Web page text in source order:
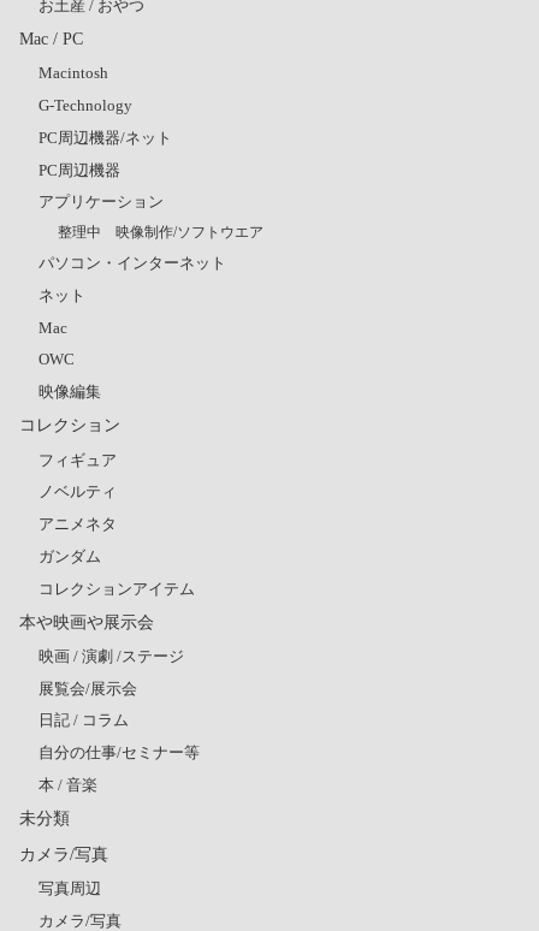
お土産 / おやつ
Mac / PC
Macintosh
G-Technology
PC周辺機器/ネット
PC周辺機器
アプリケーション
整理中 映像制作/ソフトウエア
パソコン・インターネット
ネット
Mac
OWC
映像編集
コレクション
フィギュア
ノベルティ
アニメネタ
ガンダム
コレクションアイテム
本や映画や展示会
映画 / 演劇 /ステージ
展覧会/展示会
日記 / コラム
自分の仕事/セミナー等
本 / 音楽
未分類
カメラ/写真
写真周辺
カメラ/写真